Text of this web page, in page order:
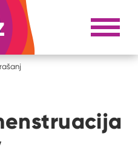
#to sem jaz Razpri